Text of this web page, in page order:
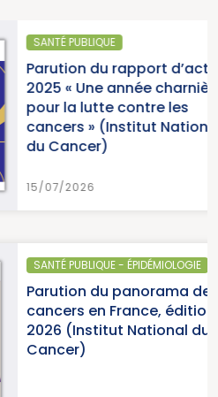
PUBLIQUE
du rapport d’activité
« Une année charnière
la lutte contre les
» (Institut National
Cancer)
07/2026
PUBLIQUE - ÉPIDÉMIOLOGIE
du panorama des
en France, édition
(Institut National du